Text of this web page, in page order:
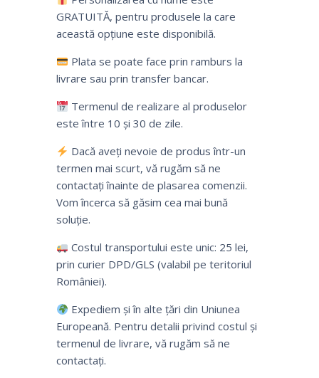
GRATUITĂ, pentru produsele la care
această opțiune este disponibilă.
Plata se poate face prin ramburs la
livrare sau prin transfer bancar.
Termenul de realizare al produselor
este între 10 și 30 de zile.
Dacă aveți nevoie de produs într-un
termen mai scurt, vă rugăm să ne
contactați înainte de plasarea comenzii.
Vom încerca să găsim cea mai bună
soluție.
Costul transportului este unic: 25 lei,
prin curier DPD/GLS (valabil pe teritoriul
României).
Expediem și în alte țări din Uniunea
Europeană. Pentru detalii privind costul și
termenul de livrare, vă rugăm să ne
contactați.